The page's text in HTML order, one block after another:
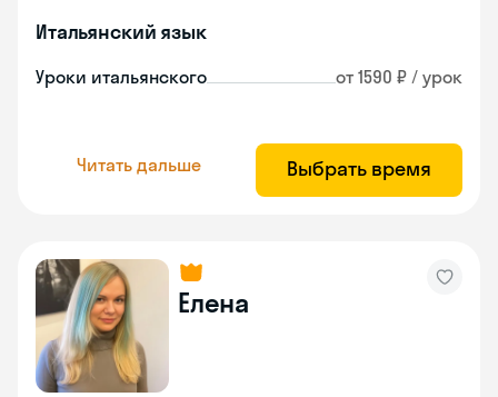
Итальянский язык
Уроки итальянского от 1590 ₽ / урок
Читать дальше Выбрать время
Елена